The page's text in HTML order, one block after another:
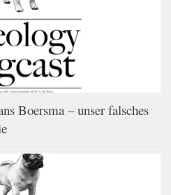
Boersma – unser falsches